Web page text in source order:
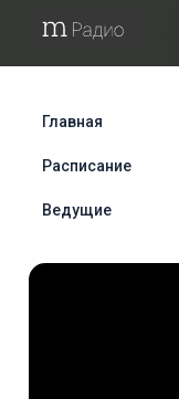
Главная
Расписание
Ведущие